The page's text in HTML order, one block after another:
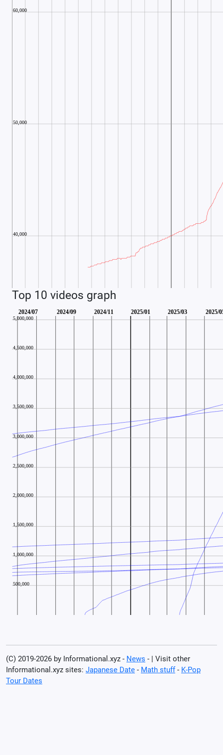
Top 10 videos graph
(C) 2019-2026 by Informational.xyz - News - | Visit other
Informational.xyz sites: Japanese Date - Math stuff- K-Pop
Tour Dates